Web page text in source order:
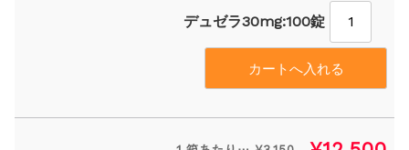
デュゼラ30mg:100錠